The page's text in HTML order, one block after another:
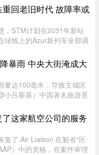
在国际舞台上表现惊艳，一
代 ...
回老旧时代 故障率或
，STM计划在2031年新站
绿线上的Azur新列车全部调
几乎全部由服役多年的MR-
Montr ...
暴雨 中央大街淹成大
量达100毫米，导致主城区
小吕斯基）中国著名旅游景
城区大淹水。游客最爱逛
重。民众 ...
这家航空公司的服务
复了 Air Liaison 在魁省“区
）中的资格，在案件审理